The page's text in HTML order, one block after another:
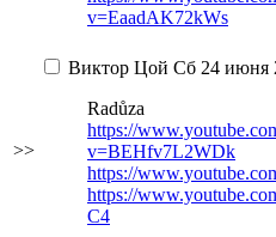
v=EaadAK72kWs
>>
Виктор Цой Сб 24 июня
Radůza
https://
v=BEHfv7L2WDk
https://
https://
C4